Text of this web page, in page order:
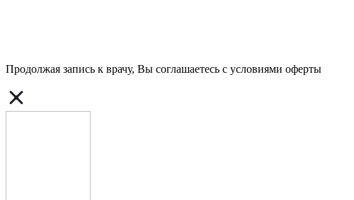
Продолжая запись к врачу, Вы соглашаетесь с условиями оферты